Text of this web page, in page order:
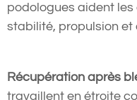
podologues aident
stabilité, propulsion
Récupération après
travaillent en étroite